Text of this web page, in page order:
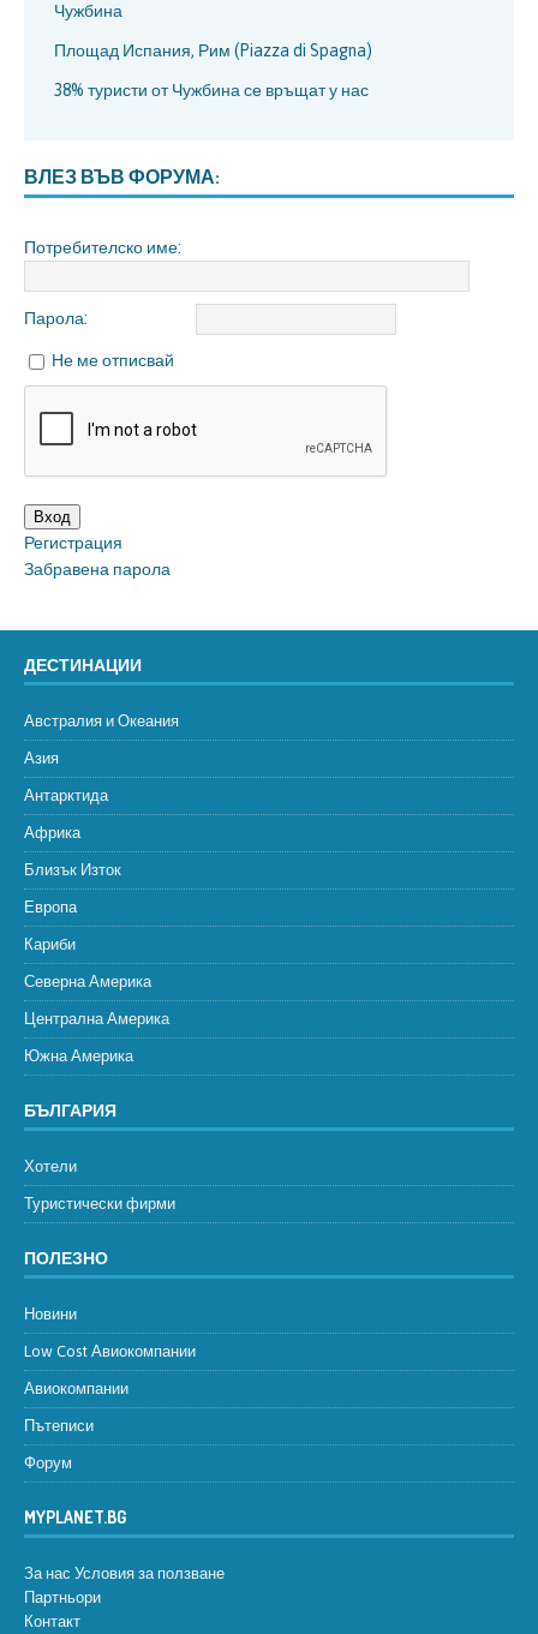
Чужбина
Площад Испания, Рим (Piazza di Spagna)
38% туристи от Чужбина се връщат у нас
ВЛЕЗ ВЪВ ФОРУМА:
Потребителско име:
Парола:
Не ме отписвай
Вход
Регистрация
Забравена парола
ДЕСТИНАЦИИ
Австралия и Океания
Азия
Антарктида
Африка
Близък Изток
Европа
Кариби
Северна Америка
Централна Америка
Южна Америка
БЪЛГАРИЯ
Хотели
Туристически фирми
ПОЛЕЗНО
Новини
Low Cost Авиокомпании
Авиокомпании
Пътеписи
Форум
MYPLANET.BG
За нас Условия за ползване
Партньори
Контакт